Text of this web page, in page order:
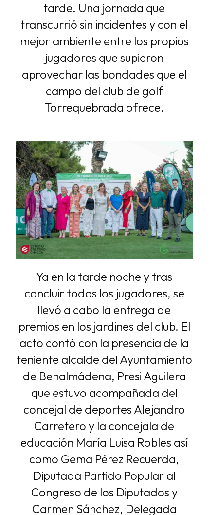
tarde. Una jornada que
transcurrió sin incidentes y con el
mejor ambiente entre los propios
jugadores que supieron
aprovechar las bondades que el
campo del club de golf
Torrequebrada ofrece.
Ya en la tarde noche y tras
concluir todos los jugadores, se
llevó a cabo la entrega de
premios en los jardines del club. El
acto contó con la presencia de la
teniente alcalde del Ayuntamiento
de Benalmádena, Presi Aguilera
que estuvo acompañada del
concejal de deportes Alejandro
Carretero y la concejala de
educación María Luisa Robles así
como Gema Pérez Recuerda,
Diputada Partido Popular al
Congreso de los Diputados y
Carmen Sánchez, Delegada